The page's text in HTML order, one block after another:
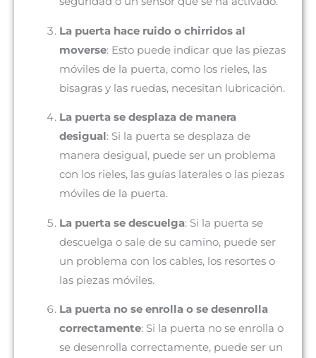
La puerta hace ruido o chirridos al
moverse: Esto puede indicar que las piezas
móviles de la puerta, como los rieles, las
bisagras y las ruedas, necesitan lubricación.
La puerta se desplaza de manera
desigual: Si la puerta se desplaza de
manera desigual, puede ser un problema
con los rieles, las guías laterales o las piezas
móviles de la puerta.
La puerta se descuelga: Si la puerta se
descuelga o sale de su camino, puede ser
un problema con los cables, los resortes o
las piezas móviles.
La puerta no se enrolla o se desenrolla
correctamente: Si la puerta no se enrolla o
se desenrolla correctamente, puede ser un